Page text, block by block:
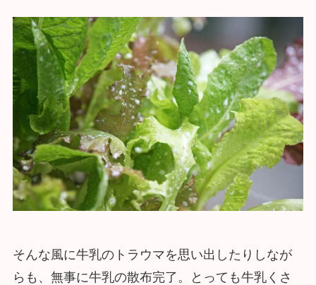
そんな風に牛乳のトラウマを思い出したりしなが
らも、無事に牛乳の散布完了。とっても牛乳くさ